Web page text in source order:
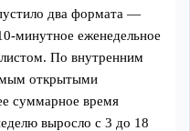
два формата —
еженедельное
По внутренним
открытыми
суммарное время
выросло с 3 до 18